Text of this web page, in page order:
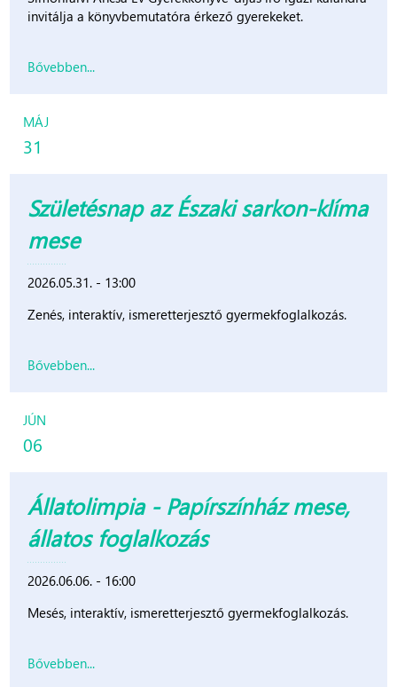
invitálja a könyvbemutatóra érkező gyerekeket.
Bővebben...
MÁJ
31
Születésnap az Északi sarkon-klíma
mese
2026.05.31. - 13:00
Zenés, interaktív, ismeretterjesztő gyermekfoglalkozás.
Bővebben...
JÚN
06
Állatolimpia - Papírszínház mese,
állatos foglalkozás
2026.06.06. - 16:00
Mesés, interaktív, ismeretterjesztő gyermekfoglalkozás.
Bővebben...